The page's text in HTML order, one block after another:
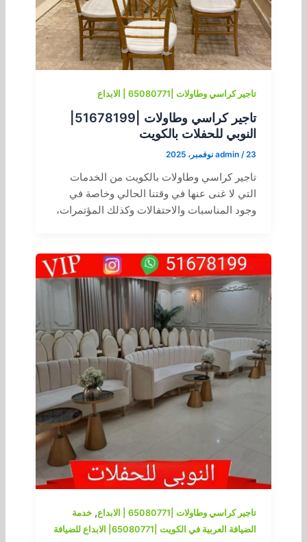
تاجير كراسي وطاولات |65080771 | الابداع
النوبي للحفلات بالكويت
admin /23 نوفمبر، 2025
تاجير كراسي وطاولات بالكويت من الخدمات
التي لا غنى عنها في وقتنا الحالي وخاصة في
وجود المناسبات والاحتفالات وكذلك المؤتمرات،
تاجير كراسي وطاولات |65080771 | الابداع ,خدمة
الضيافة العربية في الكويت |65080771| الابداع للضيافة